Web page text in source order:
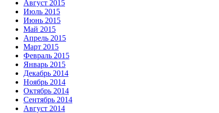
Август 2015
Июль 2015
Июнь 2015
Май 2015
Апрель 2015
Март 2015
Февраль 2015
Январь 2015
Декабрь 2014
Ноябрь 2014
Октябрь 2014
Сентябрь 2014
Август 2014